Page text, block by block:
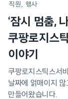
직원 행사
‘잠시 멈춤,
쿠팡로지스
이야기
쿠팡로지스틱스서
날짜에 얽매이지
만들어왔습니다.